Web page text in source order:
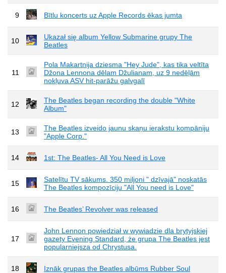
9 Bītlu koncerts uz Apple Records ēkas jumta
10
Ukazał się album Yellow Submarine grupy The
Beatles
11
Pola Makartnija dziesma "Hey Jude", kas tika veltīta
Džona Lennona dēlam Džulianam, uz 9 nedēļām
nokļuva ASV hit-parāžu galvgalī
12
The Beatles began recording the double "White
Album"
13
The Beatles izveido jaunu skaņu ierakstu kompāniju
"Apple Corp."
14 1st: The Beatles- All You Need is Love
15
Satelītu TV sākums. 350 miljoni " dzīvajā" noskatās
The Beatles kompozīciju "All You need is Love"
16 The Beatles’ Revolver was released
17
John Lennon powiedział w wywiadzie dla brytyjskiej
gazety Evening Standard, że grupa The Beatles jest
popularniejsza od Chrystusa.
18 Iznāk grupas the Beatles albūms Rubber Soul